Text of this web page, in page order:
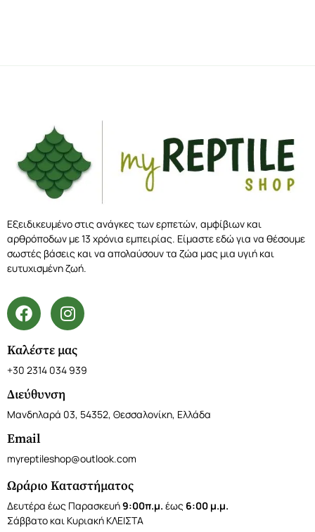
Εξειδικευμένο στις ανάγκες των ερπετών, αμφίβιων και
αρθρόποδων με 13 χρόνια εμπειρίας. Είμαστε εδώ για να θέσουμε
σωστές βάσεις και να απολαύσουν τα ζώα μας μια υγιή και
ευτυχισμένη ζωή.
Καλέστε μας
+30 2314 034 939
Διεύθυνση
Μανδηλαρά 03, 54352, Θεσσαλονίκη, Ελλάδα
Email
myreptileshop@outlook.com
Ωράριο Καταστήματος
Δευτέρα έως Παρασκευή9:00π.μ. έως 6:00 μ.μ.
Σάββατο και Κυριακή ΚΛΕΙΣΤΑ